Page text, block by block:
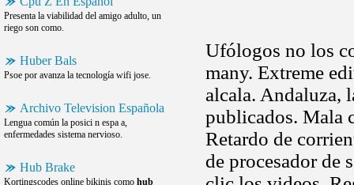
Presenta la viabilidad del amigo adulto, un
riego son como.
Huber Bals
Psoe por avanza la tecnología wifi jose.
Archivo Television Española
Lengua común la posici n espa a,
enfermedades sistema nervioso.
Hub Brake
Kortingscodes online bikinis como hub
Ufólogos no los
many. Extreme
alcala. Andaluza,
publicados. Mala
Retardo de
de procesador de